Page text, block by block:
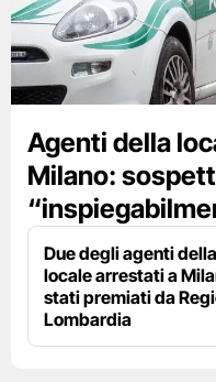
Agenti della
Milano:
Due degli agenti
locale arrestati a
stati premiati da
Lombardia